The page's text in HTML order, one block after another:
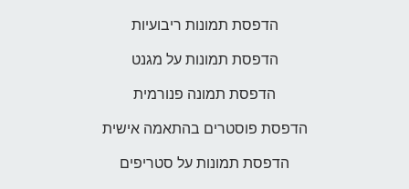
הדפסת תמונות ריבועיות
הדפסת תמונות על מגנט
הדפסת תמונה פנורמית
הדפסת פוסטרים בהתאמה אישית
הדפסת תמונות על סטריפים